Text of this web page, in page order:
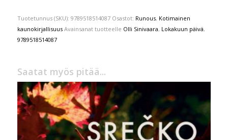
Tuotetunnus (SKU): 9789518514087 Osastot: Runous, Kotimainen
kaunokirjallisuus Avainsanat tuotteelle Olli Sinivaara, Lokakuun päivä,
9789518514087
Saatat myös pitää...